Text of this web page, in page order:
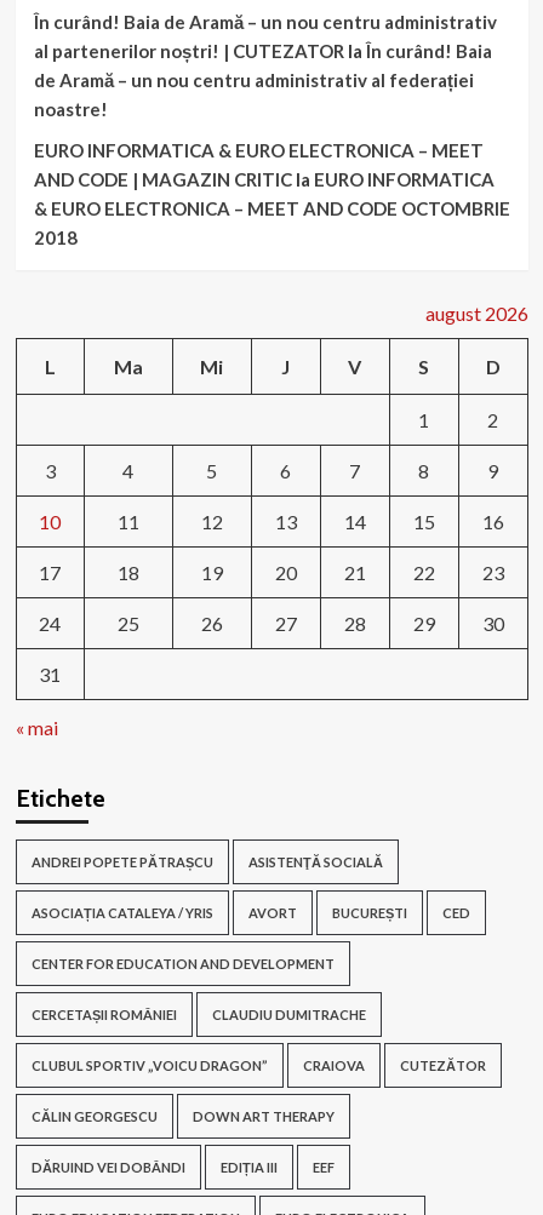
În curând! Baia de Aramă – un nou centru administrativ
al partenerilor noștri! | CUTEZATOR laÎn curând! Baia
de Aramă – un nou centru administrativ al federației
noastre!
EURO INFORMATICA & EURO ELECTRONICA – MEET
AND CODE | MAGAZIN CRITICla EURO INFORMATICA
& EURO ELECTRONICA – MEET AND CODE OCTOMBRIE
2018
august 2026
L Ma Mi J V S D
1 2
3 4 5 6 7 8 9
10 11 12 13 14 15 16
17 18 19 20 21 22 23
24 25 26 27 28 29 30
31
« mai
Etichete
ANDREI POPETE PĂTRAȘCU ASISTENŢĂ SOCIALĂ
ASOCIAȚIA CATALEYA / YRIS AVORT BUCUREȘTI CED
CENTER FOR EDUCATION AND DEVELOPMENT
CERCETAȘII ROMÂNIEI CLAUDIU DUMITRACHE
CLUBUL SPORTIV „VOICU DRAGON” CRAIOVA CUTEZĂTOR
CĂLIN GEORGESCU DOWN ART THERAPY
DĂRUIND VEI DOBÂNDI EDIȚIA III EEF